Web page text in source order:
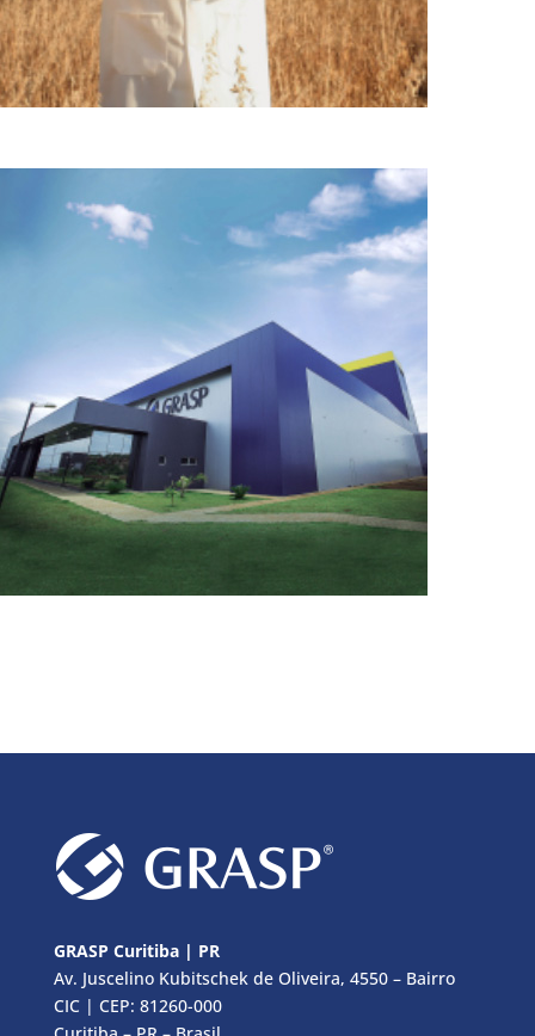
GRASP Curitiba | PR
Av. Juscelino Kubitschek de Oliveira, 4550 – Bairro
CIC | CEP: 81260-000